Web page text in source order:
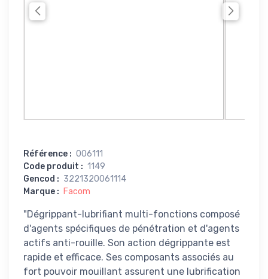
Référence : 006111
Code produit : 1149
Gencod : 3221320061114
Marque : Facom
"Dégrippant-lubrifiant multi-fonctions composé
d'agents spécifiques de pénétration et d'agents
actifs anti-rouille. Son action dégrippante est
rapide et efficace. Ses composants associés au
fort pouvoir mouillant assurent une lubrification